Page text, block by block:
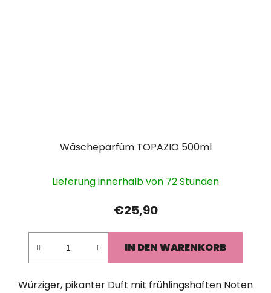
Wäscheparfüm TOPAZIO 500ml
Lieferung innerhalb von 72 Stunden
€25,90
IN DEN WARENKORB
Würziger, pikanter Duft mit frühlingshaften Noten